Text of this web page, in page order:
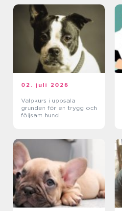
02. juli 2026
Valpkurs i uppsala
grunden för en trygg och
följsam hund